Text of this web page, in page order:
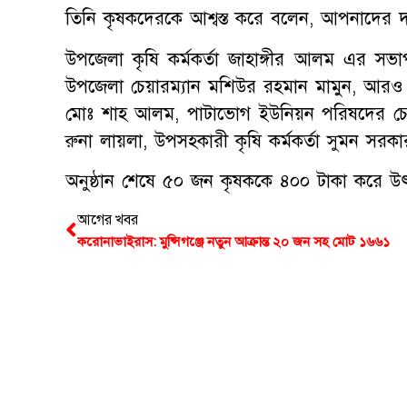
তিনি কৃষকদেরকে আশ্বস্ত করে বলেন, আপনাদের
উপজেলা কৃষি কর্মকর্তা জাহাঙ্গীর আলম এর
উপজেলা চেয়ারম্যান মশিউর রহমান মামুন, আরও
মোঃ শাহ আলম, পাটাভোগ ইউনিয়ন পরিষদের
রুনা লায়লা, উপসহকারী কৃষি কর্মকর্তা সুমন
অনুষ্ঠান শেষে ৫০ জন কৃষককে ৪০০
আগের খবর
করোনাভাইরাস: মুন্সিগঞ্জে নতুন আক্রান্ত ২০ জন সহ মোট ১৬৬১